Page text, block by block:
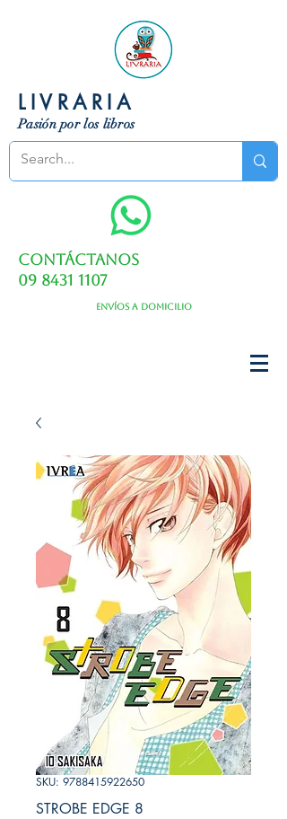
LIVRARIA
Pasión por los libros
Contáctanos
09 8431 1107
Envíos a domicilio
SKU: 9788415922650
STROBE EDGE 8